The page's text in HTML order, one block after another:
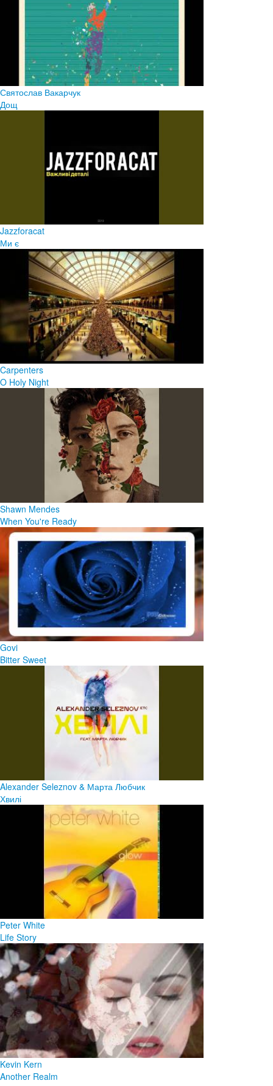
Святослав Вакарчук
Дощ
Jazzforacat
Ми є
Carpenters
O Holy Night
Shawn Mendes
When You're Ready
Govi
Bitter Sweet
Alexander Seleznov & Марта Любчик
Хвилі
Peter White
Life Story
Kevin Kern
Another Realm